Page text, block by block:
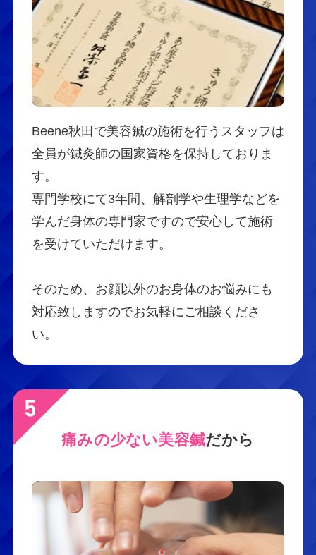
Beene秋田で美容鍼の施術を行うスタッフは
全員が鍼灸師の国家資格を保持しておりま
す。
専門学校にて3年間、解剖学や生理学などを
学んだ身体の専門家ですので安心して施術
を受けていただけます。
そのため、お顔以外のお身体のお悩みにも
対応致しますのでお気軽にご相談くださ
い。
痛みの少ない美容鍼だから